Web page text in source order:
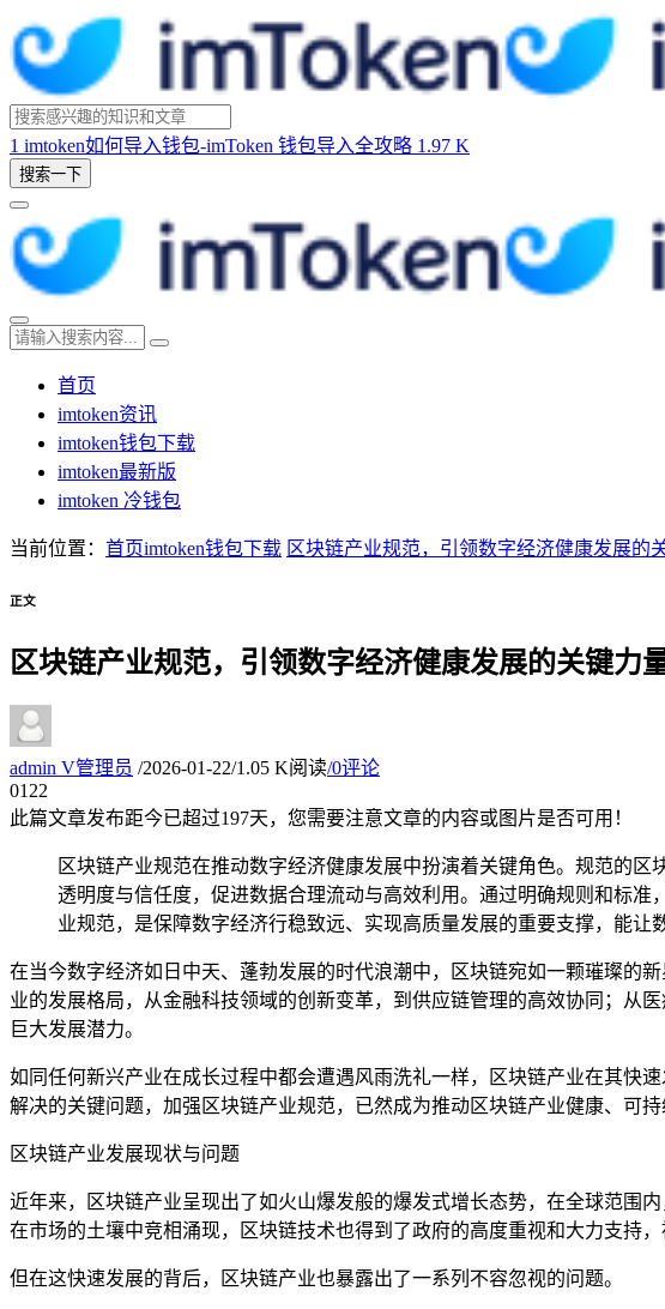
1 imtoken如何导入钱包-imToken 钱包导入全攻略 1.97 K
搜索一下
首页
imtoken资讯
imtoken钱包下载
imtoken最新版
imtoken 冷钱包
当前位置： 首页imtoken钱包下载 区块链产业规范，引领数字经济健康发展的
正文
区块链产业规范，引领数字经济健康发展的关键力
admin V管理员 /2026-01-22/1.05 K阅读/0评论
01 22
此篇文章发布距今已超过197天，您需要注意文章的内容或图片是否可用！
区块链产业规范在推动数字经济健康发展中扮演着关键角色。规范的
透明度与信任度，促进数据合理流动与高效利用。通过明确规则和标
业规范，是保障数字经济行稳致远、实现高质量发展的重要支撑，能让
在当今数字经济如日中天、蓬勃发展的时代浪潮中，区块链宛如一颗璀璨的
业的发展格局，从金融科技领域的创新变革，到供应链管理的高效协同；从
巨大发展潜力。
如同任何新兴产业在成长过程中都会遭遇风雨洗礼一样，区块链产业在其快
解决的关键问题，加强区块链产业规范，已然成为推动区块链产业健康、可持
区块链产业发展现状与问题
近年来，区块链产业呈现出了如火山爆发般的爆发式增长态势，在全球范围
在市场的土壤中竞相涌现，区块链技术也得到了政府的高度重视和大力支持
但在这快速发展的背后，区块链产业也暴露出了一系列不容忽视的问题。